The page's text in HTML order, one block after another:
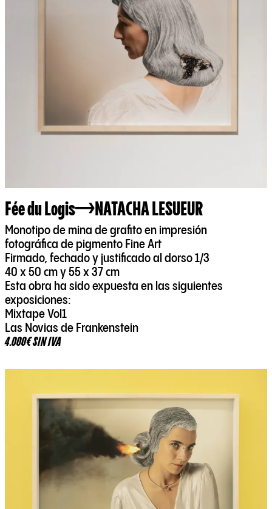
Fée du Logis NATACHA LESUEUR
Monotipo de mina de grafito en impresión
fotográfica de pigmento Fine Art
Firmado, fechado y justificado al dorso 1/3
40 x 50 cm y 55 x 37 cm
Esta obra ha sido expuesta en las siguientes
exposiciones:
Mixtape Vol1
Las Novias de Frankenstein
4.000€ SIN IVA